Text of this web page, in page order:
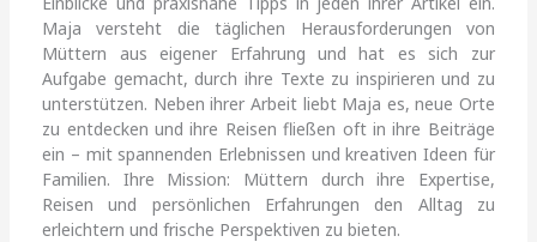
Maja versteht die täglichen Herausforderungen von
Müttern aus eigener Erfahrung und hat es sich zur
Aufgabe gemacht, durch ihre Texte zu inspirieren und zu
unterstützen. Neben ihrer Arbeit liebt Maja es, neue Orte
zu entdecken und ihre Reisen fließen oft in ihre Beiträge
ein – mit spannenden Erlebnissen und kreativen Ideen für
Familien. Ihre Mission: Müttern durch ihre Expertise,
Reisen und persönlichen Erfahrungen den Alltag zu
erleichtern und frische Perspektiven zu bieten.